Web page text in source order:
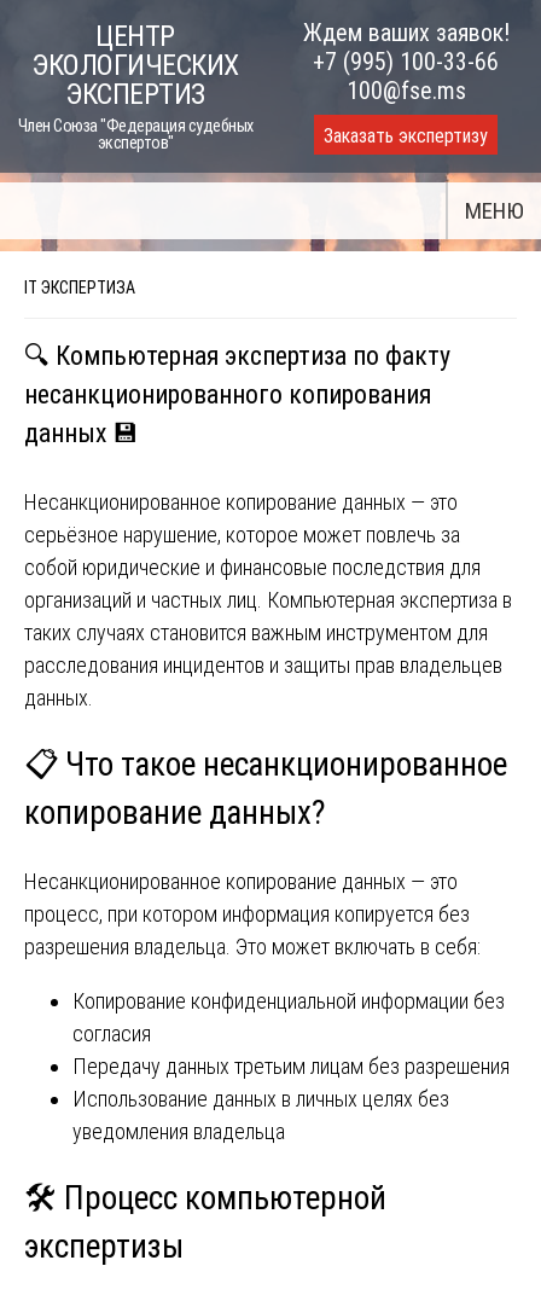
content
ЦЕНТР
ЭКОЛОГИЧЕСКИХ
ЭКСПЕРТИЗ
Член Союза "Федерация судебных
экспертов"
Ждем ваших заявок!
+7 (995) 100-33-66
100@fse.ms
Заказать экспертизу
МЕНЮ
IT ЭКСПЕРТИЗА
🔍 Компьютерная экспертиза по факту
несанкционированного копирования
данных 💾
Несанкционированное копирование данных — это
серьёзное нарушение, которое может повлечь за
собой юридические и финансовые последствия для
организаций и частных лиц. Компьютерная экспертиза в
таких случаях становится важным инструментом для
расследования инцидентов и защиты прав владельцев
данных.
📋 Что такое несанкционированное
копирование данных?
Несанкционированное копирование данных — это
процесс, при котором информация копируется без
разрешения владельца. Это может включать в себя:
Копирование конфиденциальной информации без
согласия
Передачу данных третьим лицам без разрешения
Использование данных в личных целях без
уведомления владельца
🛠️ Процесс компьютерной
экспертизы